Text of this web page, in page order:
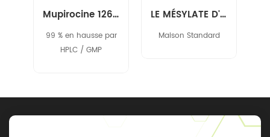
Mupirocine 12650-69-0
99 % en hausse par
HPLC / GMP
LE MÉSYLATE D'IMATINIB 220127-57-1
Maison Standard